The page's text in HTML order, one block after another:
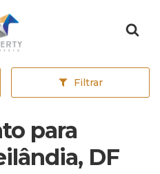
inicial
Filtrar
para
DF